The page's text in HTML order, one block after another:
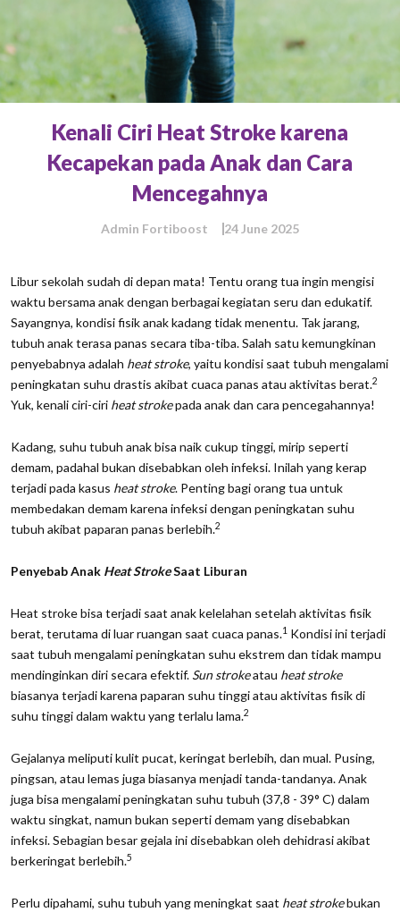
Kenali Ciri Heat Stroke karena
Kecapekan pada Anak dan Cara
Mencegahnya
Admin Fortiboost 24 June 2025
Libur sekolah sudah di depan mata! Tentu orang tua ingin mengisi
waktu bersama anak dengan berbagai kegiatan seru dan edukatif.
Sayangnya, kondisi fisik anak kadang tidak menentu. Tak jarang,
tubuh anak terasa panas secara tiba-tiba. Salah satu kemungkinan
penyebabnya adalah heat stroke, yaitu kondisi saat tubuh mengalami
peningkatan suhu drastis akibat cuaca panas atau aktivitas berat.2
Yuk, kenali ciri-ciri heat strokepada anak dan cara pencegahannya!
Kadang, suhu tubuh anak bisa naik cukup tinggi, mirip seperti
demam, padahal bukan disebabkan oleh infeksi. Inilah yang kerap
terjadi pada kasus heat stroke. Penting bagi orang tua untuk
membedakan demam karena infeksi dengan peningkatan suhu
tubuh akibat paparan panas berlebih.2
Penyebab Anak Heat StrokeSaat Liburan
Heat stroke bisa terjadi saat anak kelelahan setelah aktivitas fisik
berat, terutama di luar ruangan saat cuaca panas.1 Kondisi ini terjadi
saat tubuh mengalami peningkatan suhu ekstrem dan tidak mampu
mendinginkan diri secara efektif. Sun strokeatau heat stroke
biasanya terjadi karena paparan suhu tinggi atau aktivitas fisik di
suhu tinggi dalam waktu yang terlalu lama.2
Gejalanya meliputi kulit pucat, keringat berlebih, dan mual. Pusing,
pingsan, atau lemas juga biasanya menjadi tanda-tandanya. Anak
juga bisa mengalami peningkatan suhu tubuh (37,8 - 39° C) dalam
waktu singkat, namun bukan seperti demam yang disebabkan
infeksi. Sebagian besar gejala ini disebabkan oleh dehidrasi akibat
berkeringat berlebih.5
Perlu dipahami, suhu tubuh yang meningkat saat heat strokebukan